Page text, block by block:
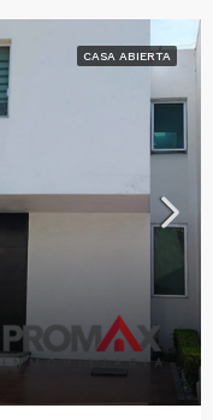
CASA ABIERTA